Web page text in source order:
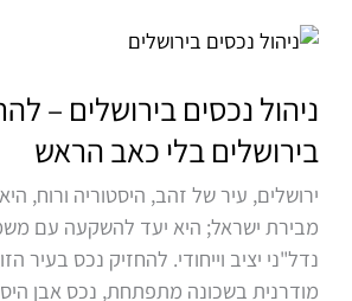
ניהול נכסים בירושלים –
בירושלים בלי כאב הראש
ירושלים, עיר של זהב, היסטוריה ורוח,
מבירת ישראל; היא יעד להשקעה עם
נדל"ני יציב וייחודי. להחזיק נכס בעיר
מודרנית בשכונה מתפתחת, נכס אבן
ניהול
בירושלים
להרוויח
מנכס
בירושלים
בלי
כאב